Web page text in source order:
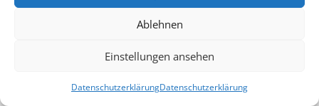
Ablehnen
Einstellungen ansehen
DatenschutzerklärungDatenschutzerklärung
Kontakt
Datenschutz